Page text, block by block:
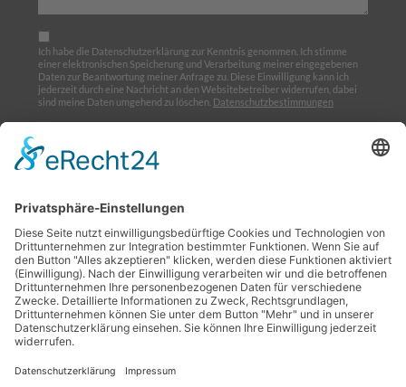
Ich habe die Datenschutzerklärung zur Kenntnis genommen. Ich stimme
einer elektronischen Speicherung und Verarbeitung meiner eingegebenen
Daten zur Beantwortung meiner Anfrage zu. Diese Einwilligung kann ich
jederzeit durch eine Nachricht an den Websitebetreiber widerrufen, dabei
sind meine Daten umgehend zu löschen. Datenschutzbestimmungen
Home
Über uns
Ausbildung
Termine
Links